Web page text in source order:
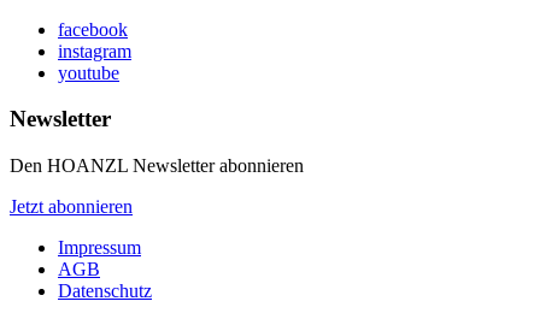
facebook
instagram
youtube
Newsletter
Den HOANZL Newsletter abonnieren
Jetzt abonnieren
Impressum
AGB
Datenschutz